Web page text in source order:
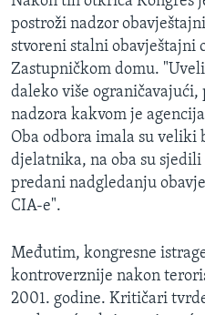
postroži nadzor
stvoreni stalni obavještajni
Zastupničkom domu.
daleko više
nadzora kakvom je
Oba odbora imala su
djelatnika, na oba su
predani nadgledanju
CIA-e".
Međutim, kongresne
kontroverznije nakon
2001. godine. Kritičari